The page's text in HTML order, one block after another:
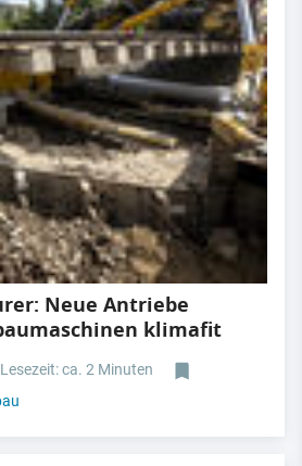
Neue Antriebe
klimafit
Lesezeit: ca. 2 Minuten